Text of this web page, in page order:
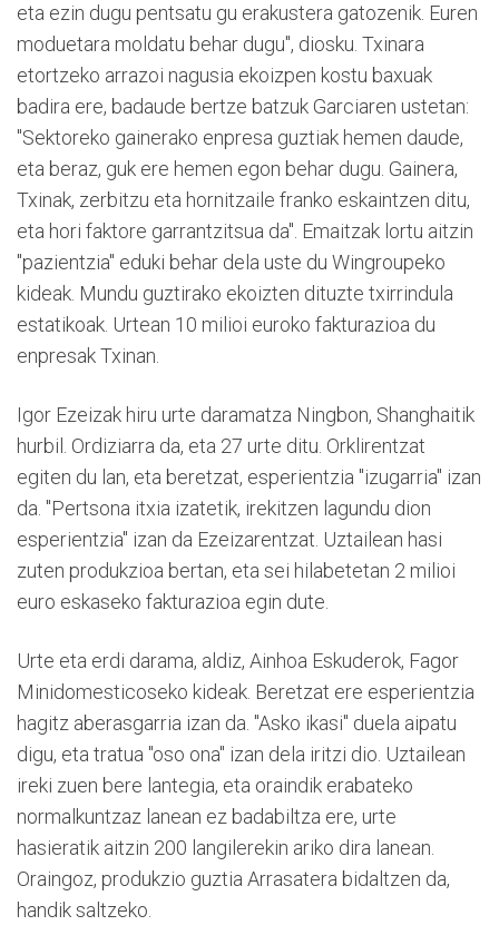
eta ezin dugu pentsatu gu erakustera gatozenik. Euren
moduetara moldatu behar dugu", diosku. Txinara
etortzeko arrazoi nagusia ekoizpen kostu baxuak
badira ere, badaude bertze batzuk Garciaren ustetan:
"Sektoreko gainerako enpresa guztiak hemen daude,
eta beraz, guk ere hemen egon behar dugu. Gainera,
Txinak, zerbitzu eta hornitzaile franko eskaintzen ditu,
eta hori faktore garrantzitsua da". Emaitzak lortu aitzin
"pazientzia" eduki behar dela uste du Wingroupeko
kideak. Mundu guztirako ekoizten dituzte txirrindula
estatikoak. Urtean 10 milioi euroko fakturazioa du
enpresak Txinan.
Igor Ezeizak hiru urte daramatza Ningbon, Shanghaitik
hurbil. Ordiziarra da, eta 27 urte ditu. Orklirentzat
egiten du lan, eta beretzat, esperientzia "izugarria" izan
da. "Pertsona itxia izatetik, irekitzen lagundu dion
esperientzia" izan da Ezeizarentzat. Uztailean hasi
zuten produkzioa bertan, eta sei hilabetetan 2 milioi
euro eskaseko fakturazioa egin dute.
Urte eta erdi darama, aldiz, Ainhoa Eskuderok, Fagor
Minidomesticoseko kideak. Beretzat ere esperientzia
hagitz aberasgarria izan da. "Asko ikasi" duela aipatu
digu, eta tratua "oso ona" izan dela iritzi dio. Uztailean
ireki zuen bere lantegia, eta oraindik erabateko
normalkuntzaz lanean ez badabiltza ere, urte
hasieratik aitzin 200 langilerekin ariko dira lanean.
Oraingoz, produkzio guztia Arrasatera bidaltzen da,
handik saltzeko.